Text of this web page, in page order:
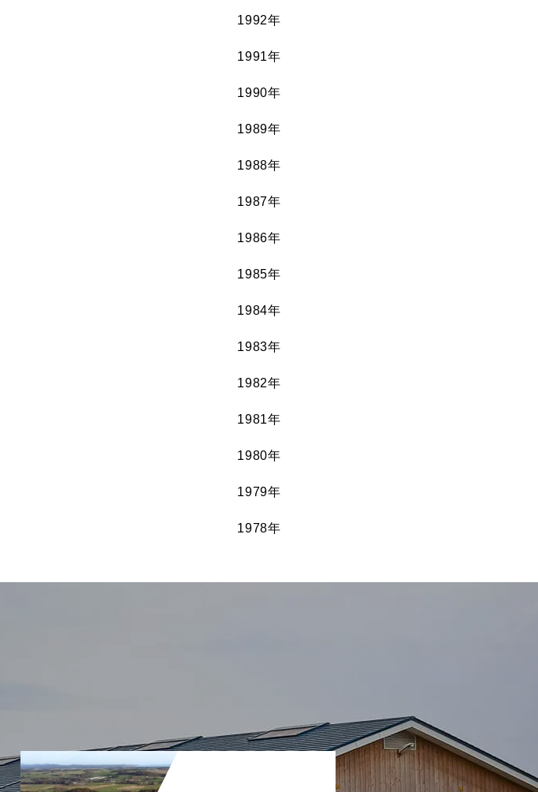
1992年
1991年
1990年
1989年
1988年
1987年
1986年
1985年
1984年
1983年
1982年
1981年
1980年
1979年
1978年